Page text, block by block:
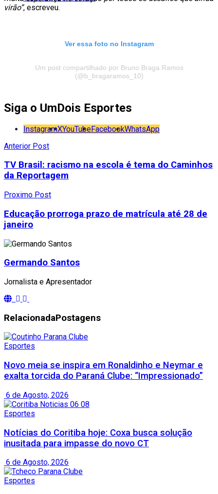
virão”, escreveu.
Ver essa foto no Instagram
Um post compartilhado por Bruno Braga Ramos
(@b_bragaramos_10)
Siga o UmDois Esportes
InstagramXYouTubeFacebookWhatsApp
Anterior Post
TV Brasil: racismo na escola é tema do Caminhos
da Reportagem
Proximo Post
Educação prorroga prazo de matrícula até 28 de
janeiro
Germando Santos
Jornalista e Apresentador
RelacionadaPostagens
Esportes
Novo meia se inspira em Ronaldinho e Neymar e
exalta torcida do Paraná Clube: “Impressionado”
6 de Agosto, 2026
Esportes
Notícias do Coritiba hoje: Coxa busca solução
inusitada para impasse do novo CT
6 de Agosto, 2026
Esportes